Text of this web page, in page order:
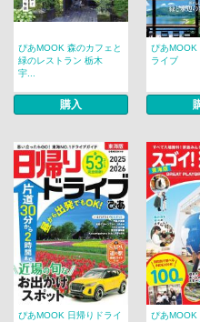
ぴあMOOK 森のカフェと
緑のレストラン 栃木
宇...
購入
ぴあMOOK
ライブ
ぴあMOOK 日帰りドライ
ぴあMOOK